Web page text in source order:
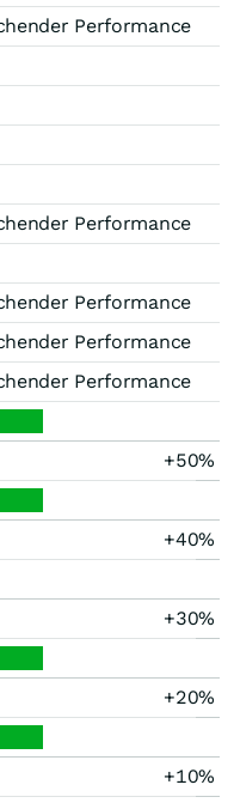
Performance
Performance
Performance
Performance
Performance
+50%
+40%
+30%
+20%
+10%